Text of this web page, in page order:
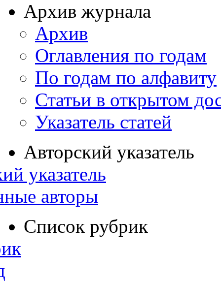
Архив журнала
Архив
Оглавления по годам
По годам по алфавиту
Статьи в открытом
Указатель статей
Авторский указатель
указатель
авторы
Список рубрик